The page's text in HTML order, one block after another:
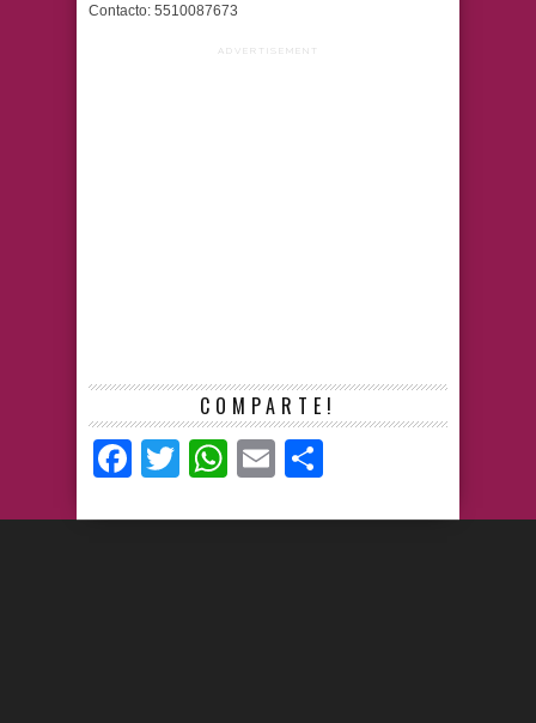
Contacto: 5510087673
ADVERTISEMENT
COMPARTE!
Facebook
TwitterWhatsApp
Email